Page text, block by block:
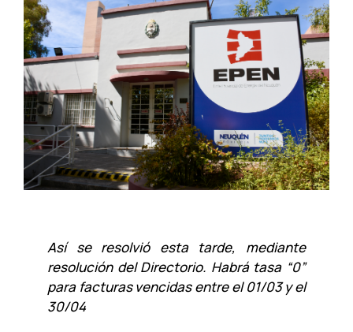
Así se resolvió esta tarde, mediante
resolución del Directorio. Habrá tasa “0”
para facturas vencidas entre el 01/03 y el
30/04